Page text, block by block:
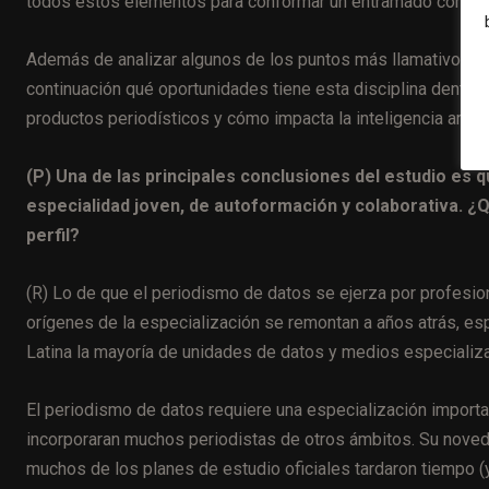
Además de analizar algunos de los puntos más llamativos
continuación qué oportunidades tiene esta disciplina
productos periodísticos y cómo impacta la inteligencia
(P) Una de las principales conclusiones del estudio es
especialidad joven, de autoformación y colaborativa.
perfil?
(R) Lo de que el periodismo de datos se ejerza por
orígenes de la especialización se remontan a años atrás,
Latina la mayoría de unidades de datos y medios
El periodismo de datos requiere una especialización
incorporaran muchos periodistas de otros ámbitos. Su
muchos de los planes de estudio oficiales tardaron tiempo